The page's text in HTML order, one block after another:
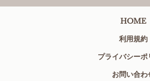
HOME
利用規約
プライバシーポ
お問い合わ